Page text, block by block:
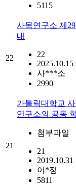
5115
22
사목연구소 제
내
22
2025.10.15
사***소
2990
21
가톨릭대학교
연구소의 공동
첨부파일
21
2019.10.31
이*정
5811